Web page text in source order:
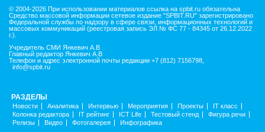
© 2004-2026 При использовании материалов ссылка на spbit.ru обязательна
Средство массовой информации сетевое издание "SPBIT.RU" зарегистрировано
Федеральной службы по надзору в сфере связи, информационных технологий и
массовых коммуникаций (реестровая запись ЭЛ № ФС 77 - 84345 от 26.12.2022
г.).
Учредитель СМИ Янкевич А.В
Главный редактор Янкевич А.В
Телефон и адрес электронной почты редакции +7 (812) 7156798,
info@spbit.ru
РАЗДЕЛЫ
Новости Аналитика Интервью Мероприятия Проекты
IT класс
Колонка редактора
IT рейтинг ICT Life Тестовый стенд
Фигура речи
Релизы
Видео Фотогалерея Инфографика